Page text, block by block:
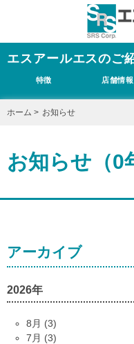
エスアールエスのご
特徴 店舗情報
ホーム > お知らせ
お知らせ（0
アーカイブ
2026年
8月 (3)
7月 (3)